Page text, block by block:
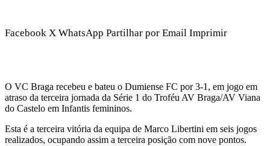
Facebook X WhatsApp Partilhar por Email Imprimir
O VC Braga recebeu e bateu o Dumiense FC por 3-1, em jogo em
atraso da terceira jornada da Série 1 do Troféu AV Braga/AV Viana
do Castelo em Infantis femininos.
Esta é a terceira vitória da equipa de Marco Libertini em seis jogos
realizados, ocupando assim a terceira posição com nove pontos.